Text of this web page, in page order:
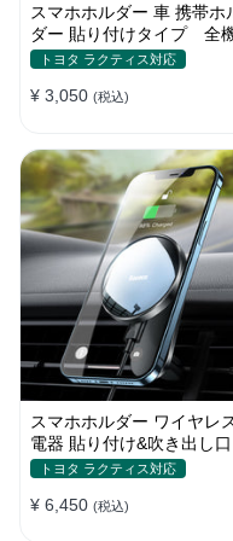
スマホホルダー 車 携帯ホ
ダー 貼り付けタイプ 全機
電波干渉なし 自由回転 合金
トヨタ ラクティス対応
¥ 3,050 (税込)
スマホホルダー ワイヤレ
電器 貼り付け&吹き出し口
グネット式 magsafe 全機種
トヨタ ラクティス対応
¥ 6,450 (税込)